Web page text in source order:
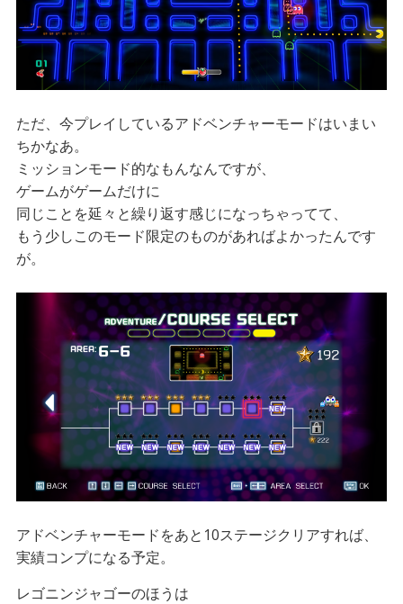
ただ、今プレイしているアドベンチャーモードはいまい
ちかなあ。
ミッションモード的なもんなんですが、
ゲームがゲームだけに
同じことを延々と繰り返す感じになっちゃってて、
もう少しこのモード限定のものがあればよかったんです
が。
アドベンチャーモードをあと10ステージクリアすれば、
実績コンプになる予定。
レゴニンジャゴーのほうは